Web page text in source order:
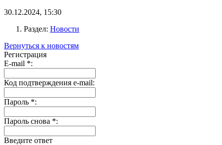
30.12.2024, 15:30
Раздел: Новости
Вернуться к новостям
Регистрация
E-mail *:
Код подтверждения e-mail:
Пароль *:
Пароль снова *:
Введите ответ